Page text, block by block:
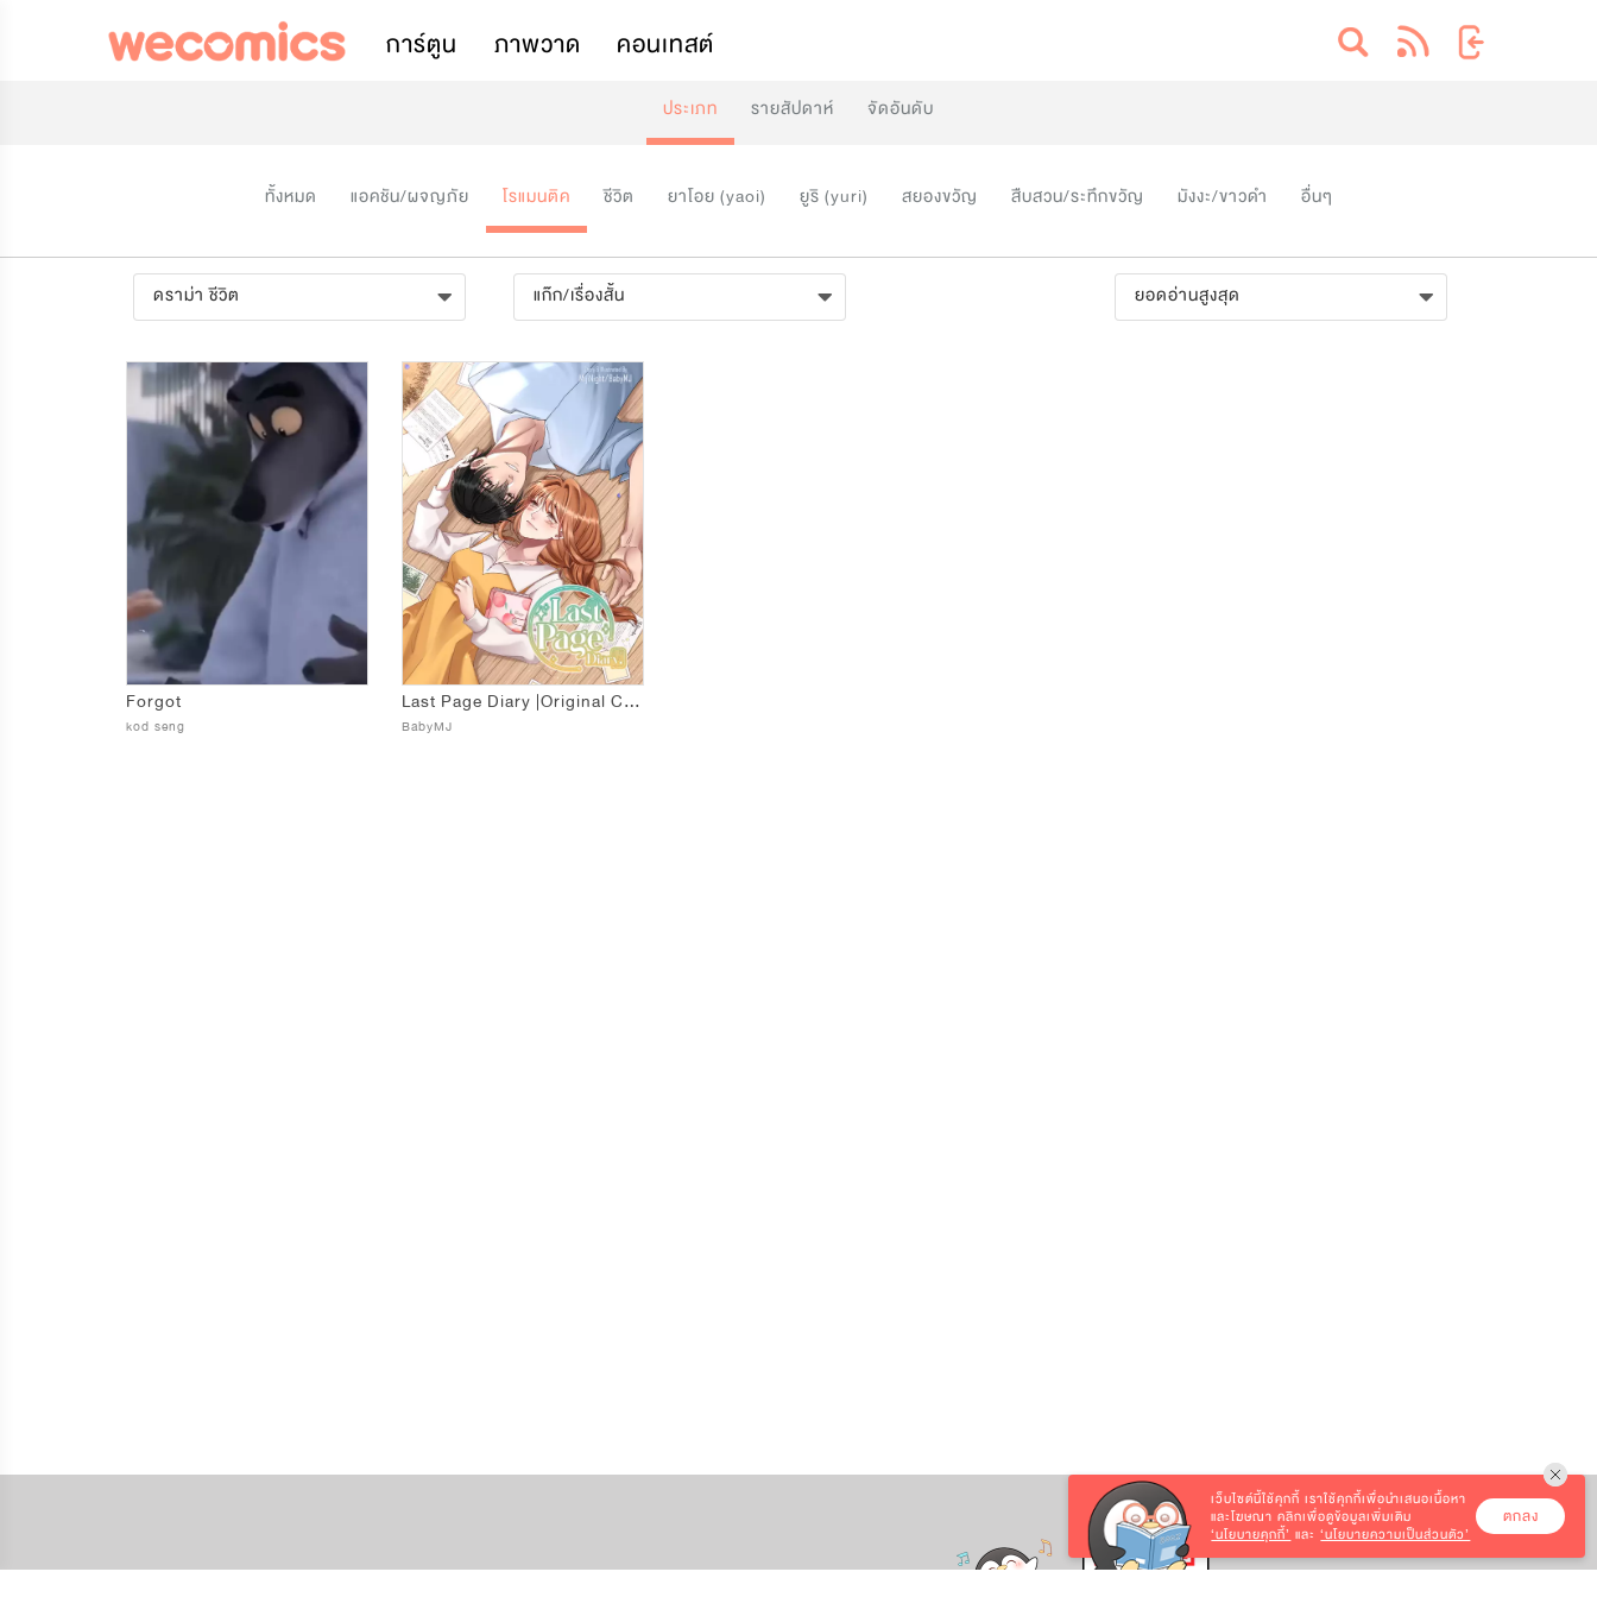
การ์ตูน ภาพวาด คอนเทสต์
ประเภท รายสัปดาห์ จัดอันดับ
ทั้งหมด แอคชัน/ผจญภัย โรแมนติค ชีวิต ยาโอย (yaoi) ยูริ (yuri) สยองขวัญ สืบสวน/ระทึกขวัญ มังงะ/ขาวดำ อื่นๆ
ดราม่า ชีวิต แก๊ก/เรื่องสั้น ยอดอ่านสูงสุด
Forgot
kod seng
Last Page Diary |Original Comic|
BabyMJ
เว็บไซต์นี้ใช้คุกกี้ เราใช้คุกกี้เพื่อนำเสนอเนื้อหา
และโฆษณา คลิกเพื่อดูข้อมูลเพิ่มเติม
‘นโยบายคุกกี้’ และ‘นโยบายความเป็นส่วนตัว’
ตกลง